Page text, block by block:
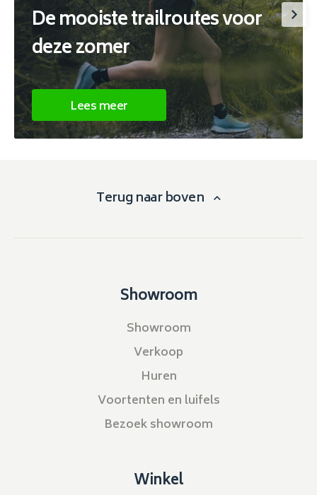
De mooiste trailroutes voor
deze zomer
Lees meer
Terug naar boven
Showroom
Showroom
Verkoop
Huren
Voortenten en luifels
Bezoek showroom
Winkel